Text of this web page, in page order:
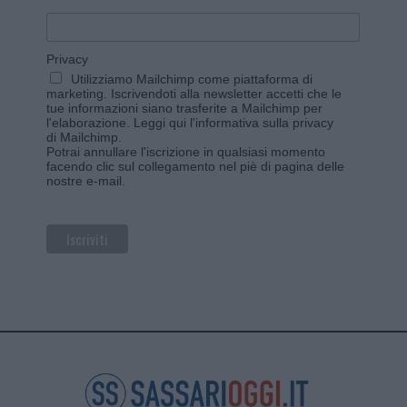
Privacy
Utilizziamo Mailchimp come piattaforma di
marketing. Iscrivendoti alla newsletter accetti che le
tue informazioni siano trasferite a Mailchimp per
l'elaborazione. Leggi qui l'informativa sulla privacy
di Mailchimp
Potrai annullare l'iscrizione in qualsiasi momento
facendo clic sul collegamento nel piè di pagina delle
nostre e-mail.